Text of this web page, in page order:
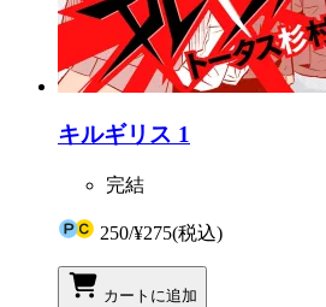
キルギリス 1
完結
250/¥275(税込)
カートに追加